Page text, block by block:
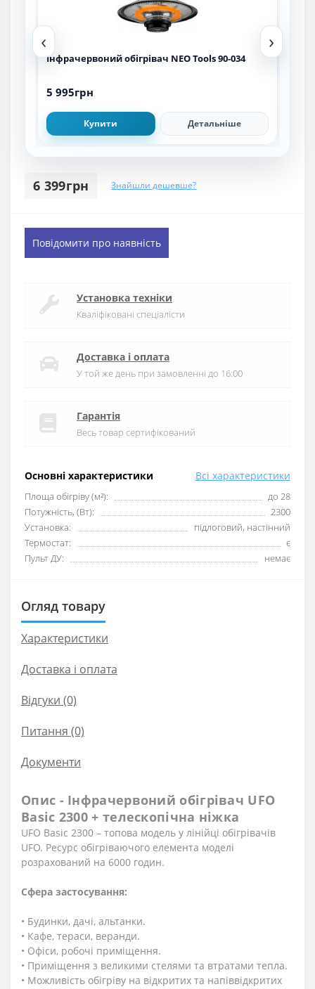
‹
Інфрачервоний обігрівач NEO Tools 90-034
5 995грн
Купити Детальніше
›
6 399грн Знайшли дешевше?
Основні характеристики Всі характеристики
Площа обігріву (м²):
до 28
Потужність, (Вт):
2300
Установка:
підлоговий, настінний
Термостат:
є
Пульт ДУ:
немає
Повідомити про наявність
Установка техніки
Кваліфіковані спеціалісти
Доставка і оплата
У той же день при замовленні до 16:00
Гарантія
Весь товар сертифікований
Огляд товару
Характеристики
Доставка і оплата
Відгуки (0)
Питання (0)
Документи
Опис - Інфрачервоний обігрівач UFO
Basic 2300 + телескопічна ніжка
UFO Basic 2300 – топова модель у лінійці обігрівачів
UFO. Ресурс обігріваючого елемента моделі
розрахований на 6000 годин.
Сфера застосування:
• Будинки, дачі, альтанки.
• Кафе, тераси, веранди.
• Офіси, робочі приміщення.
• Приміщення з великими стелями та втратами тепла.
• Можливість обігріву на відкритих та напіввідкритих